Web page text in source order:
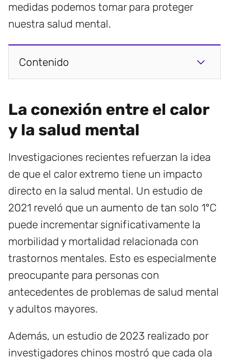
medidas podemos tomar para proteger
nuestra salud mental.
Contenido
La conexión entre el calor
y la salud mental
Investigaciones recientes refuerzan la idea
de que el calor extremo tiene un impacto
directo en la salud mental. Un estudio de
2021 reveló que un aumento de tan solo 1°C
puede incrementar significativamente la
morbilidad y mortalidad relacionada con
trastornos mentales. Esto es especialmente
preocupante para personas con
antecedentes de problemas de salud mental
y adultos mayores.
Además, un estudio de 2023 realizado por
investigadores chinos mostró que cada ola